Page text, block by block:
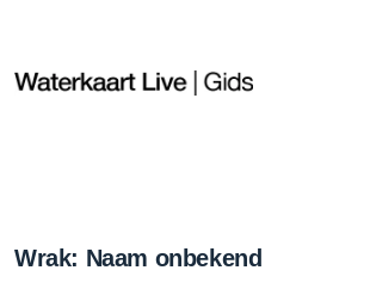
Wrak: Naam onbekend